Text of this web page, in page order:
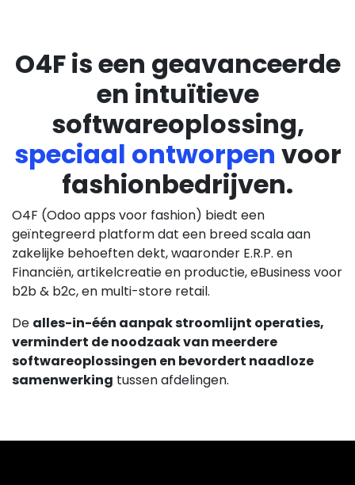
O4F is een geavanceerde
en intuïtieve
softwareoplossing,
speciaal ontworpen voor
fashionbedrijven.​
O4F (Odoo apps voor fashion) biedt een
geïntegreerd platform dat een breed scala aan
zakelijke behoeften dekt, waaronder E.R.P. en
Financiën, artikelcreatie en productie, eBusiness voor
b2b & b2c, en multi-store retail.
De alles-in-één aanpak stroomlijnt operaties,
vermindert de noodzaak van meerdere
softwareoplossingen en bevordert naadloze
samenwerking tussen afdelingen.